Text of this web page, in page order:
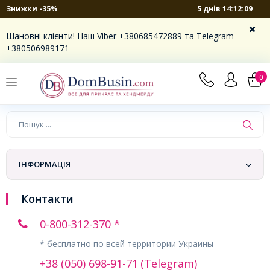
Знижки -35% 5 днів 14:12:09
Шановні клієнти! Наш Viber +380685472889 та Telegram
+380506989171
0
ІНФОРМАЦІЯ
Контакти
0-800-312-370 *
* бесплатно по всей территории Украины
+38 (050) 698-91-71 (Telegram)